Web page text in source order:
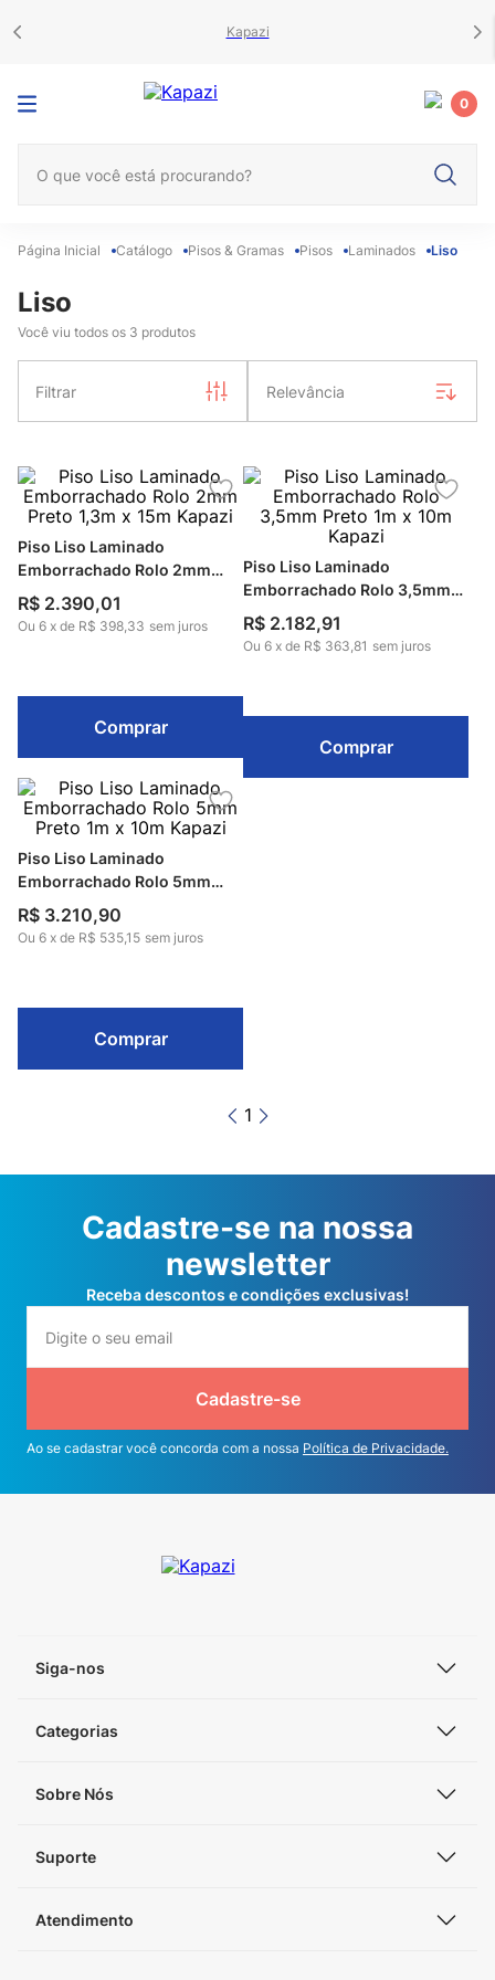
Kapazi
0
Catálogo Pisos & Gramas Pisos Laminados Liso
Liso
Você viu todos os 3 produtos
Filtrar Relevância
Piso Liso Laminado
Emborrachado Rolo 2mm
Preto 1,3m x 15m Kapazi
R$ 2.390,01
Ou 6 x de R$ 398,33 sem juros
Comprar
Piso Liso Laminado
Emborrachado Rolo 3,5mm
Preto 1m x 10m Kapazi
R$ 2.182,91
Ou 6 x de R$ 363,81 sem juros
Comprar
Piso Liso Laminado
Emborrachado Rolo 5mm
Preto 1m x 10m Kapazi
R$ 3.210,90
Ou 6 x de R$ 535,15 sem juros
Comprar
1
Cadastre-se na nossa
newsletter
Receba descontos e condições exclusivas!
Cadastre-se
Ao se cadastrar você concorda com a nossa Política de Privacidade.
Siga-nos
Categorias
Sobre Nós
Suporte
Atendimento